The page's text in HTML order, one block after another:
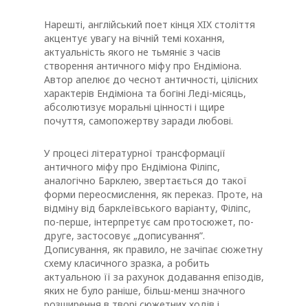
Нарешті, англійський поет кінця XIX століття
акцентує увагу на вічній темі кохання,
актуальність якого не тьмяніє з часів
створення античного міфу про Ендіміона.
Автор апелює до чеснот античності, цілісних
характерів Ендіміона та богіні Леді-місяць,
абсолютизує моральні цінності і щире
почуття, самопожертву заради любові.
У процесі літературної трансформації
античного міфу про Ендіміона Філіпс,
аналогічно Барклею, звертається до такої
форми переосмислення, як переказ. Проте, на
відміну від барклеївського варіанту, Філіпс,
по-перше, інтерпретує сам протосюжет, по-
друге, застосовує „дописування”.
Дописування, як правило, не зачіпає сюжетну
схему класичного зразка, а робить
актуальною її за рахунок додавання епізодів,
яких не було раніше, більш-менш значного